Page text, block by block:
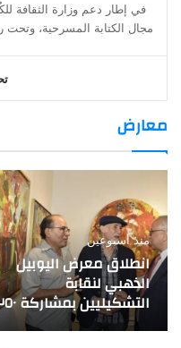
في إطار دعم وزارة الثقافة
مجال الكتابة المسرحية،
معارض
منذ أسبوعين
انطلاق معرض اليوبيل
الذهبي لنقابة
التشكيليين
فنانا